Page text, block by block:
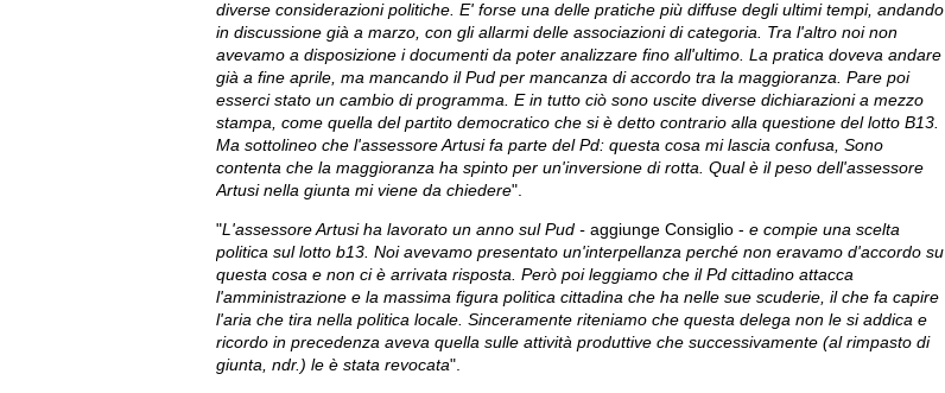
diverse considerazioni politiche. E' forse una delle pratiche più diffuse degli ultimi tempi, andando
in discussione già a marzo, con gli allarmi delle associazioni di categoria. Tra l'altro noi non
avevamo a disposizione i documenti da poter analizzare fino all'ultimo. La pratica doveva andare
già a fine aprile, ma mancando il Pud per mancanza di accordo tra la maggioranza. Pare poi
esserci stato un cambio di programma. E in tutto ciò sono uscite diverse dichiarazioni a mezzo
stampa, come quella del partito democratico che si è detto contrario alla questione del lotto B13.
Ma sottolineo che l'assessore Artusi fa parte del Pd: questa cosa mi lascia confusa, Sono
contenta che la maggioranza ha spinto per un'inversione di rotta. Qual è il peso dell'assessore
Artusi nella giunta mi viene da chiedere".
"L'assessore Artusi ha lavorato un anno sul Pud - aggiunge Consiglio - e compie una scelta
politica sul lotto b13. Noi avevamo presentato un'interpellanza perché non eravamo d'accordo su
questa cosa e non ci è arrivata risposta. Però poi leggiamo che il Pd cittadino attacca
l'amministrazione e la massima figura politica cittadina che ha nelle sue scuderie, il che fa capire
l'aria che tira nella politica locale. Sinceramente riteniamo che questa delega non le si addica e
ricordo in precedenza aveva quella sulle attività produttive che successivamente (al rimpasto di
giunta, ndr.) le è stata revocata".